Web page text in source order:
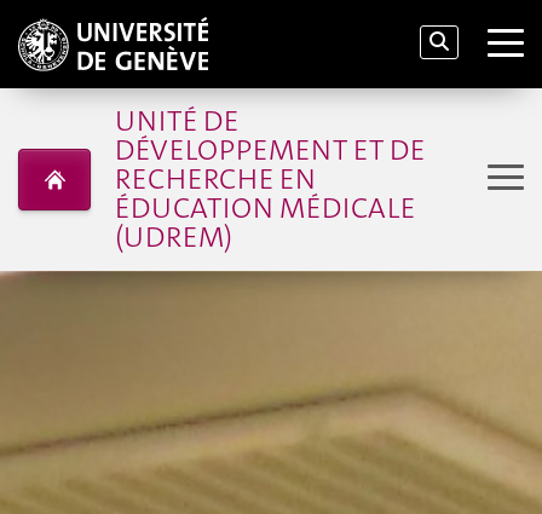
UNITÉ DE
DÉVELOPPEMENT ET DE
RECHERCHE EN
ÉDUCATION MÉDICALE
(UDREM)
ACCUEIL